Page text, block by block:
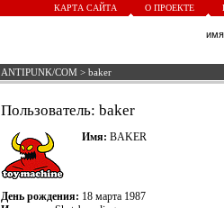
КАРТА САЙТА О ПРОЕКТЕ
ANTIPUNK/COM > baker
Пользователь: baker
Имя: BAKER
День рождения: 18 марта 1987